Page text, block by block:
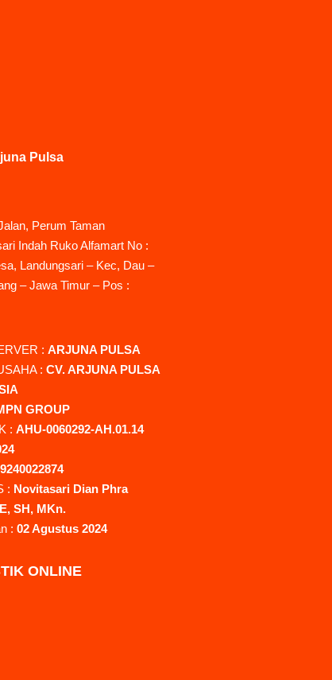
Pulsa
Perum Taman
Indah Ruko Alfamart No :
Landungsari – Kec, Dau –
– Jawa Timur – Pos :
: ARJUNA PULSA
: CV. ARJUNA PULSA
GROUP
: AHU-0060292-AH.01.14
: Novitasari Dian Phra
SH, MKn.
: 02 Agustus 2024
ONLINE